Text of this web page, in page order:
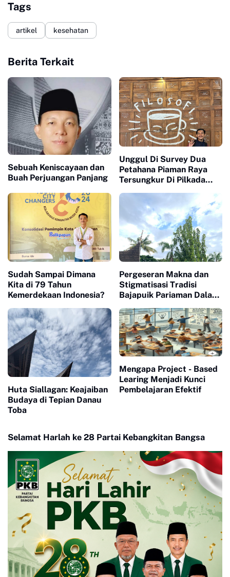
Tags
artikel kesehatan
Berita Terkait
Sebuah Keniscayaan dan
Buah Perjuangan Panjang
Unggul Di Survey Dua
Petahana Piaman Raya
Tersungkur Di Pilkada
Sudah Sampai Dimana
Kita di 79 Tahun
Kemerdekaan Indonesia?
Pergeseran Makna dan
Stigmatisasi Tradisi
Bajapuik Pariaman Dalam
Luar
Huta Siallagan: Keajaiban
Budaya di Tepian Danau
Toba
Mengapa Project - Based
Learing Menjadi Kunci
Pembelajaran Efektif
Selamat Harlah ke 28 Partai Kebangkitan Bangsa